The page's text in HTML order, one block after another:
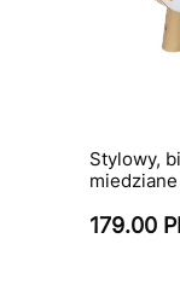
Stylowy,
179.00